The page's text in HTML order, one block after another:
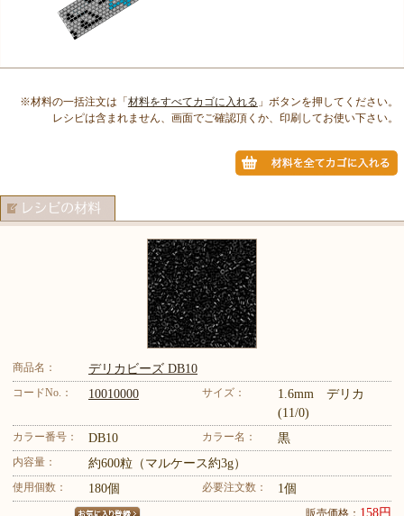
※材料の一括注文は「材料をすべてカゴに入れる 」ボタンを押してください。
レシピは含まれません、画面でご確認頂くか、印刷してお使い下さい。
商品名： デリカビーズ DB10
コードNo.： 10010000 サイズ：
1.6mm デリカ
(11/0)
カラー番号： DB10 カラー名： 黒
内容量： 約600粒（マルケース約3g）
使用個数： 180個 必要注文数： 1個
販売価格： 158円